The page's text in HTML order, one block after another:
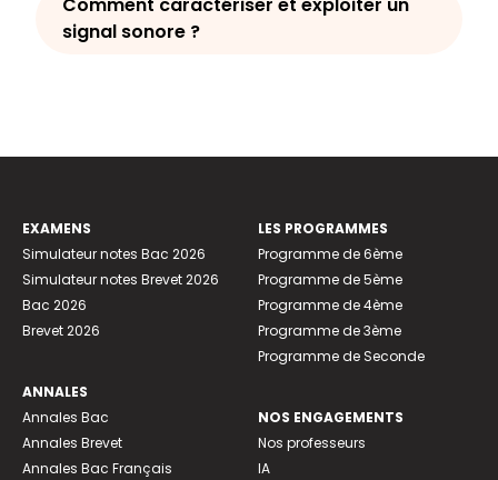
Comment caractériser et exploiter un
signal sonore ?
EXAMENS
Simulateur notes Bac 2026
Simulateur notes Brevet 2026
Bac 2026
Brevet 2026
ANNALES
Annales Bac
Annales Brevet
Annales Bac Français
LES PROGRAMMES
Programme de 6ème
Programme de 5ème
Programme de 4ème
Programme de 3ème
Programme de Seconde
NOS ENGAGEMENTS
Nos professeurs
IA